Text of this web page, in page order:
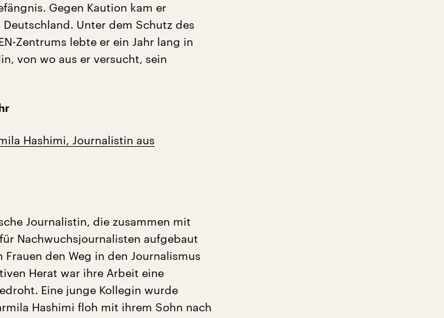
Gegen Kaution kam er
Unter dem Schutz des
Zentrums lebte er ein Jahr lang in
von wo aus er versucht, sein
Hashimi, Journalistin aus
Journalistin, die zusammen mit
Nachwuchsjournalisten aufgebaut
den Weg in den Journalismus
Herat war ihre Arbeit eine
Eine junge Kollegin wurde
Hashimi floh mit ihrem Sohn nach